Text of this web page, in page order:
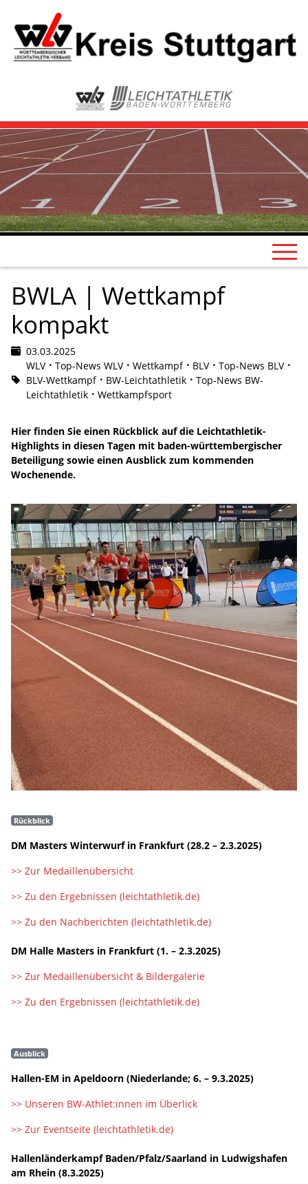
BWLA | Wettkampf
kompakt
03.03.2025
WLV
Top-News WLV Wettkampf BLV
Top-News BLV
BLV-Wettkampf
BW-Leichtathletik
Top-News BW-
Leichtathletik
Wettkampfsport
Hier finden Sie einen Rückblick auf die Leichtathletik-
Highlights in diesen Tagen mit baden-württembergischer
Beteiligung sowie einen Ausblick zum kommenden
Wochenende.
Rückblick
DM Masters Winterwurf in Frankfurt (28.2 – 2.3.2025)
>> Zur Medaillenübersicht
>> Zu den Ergebnissen (leichtathletik.de)
>> Zu den Nachberichten (leichtathletik.de)
DM Halle Masters in Frankfurt (1. – 2.3.2025)
>> Zur Medaillenübersicht & Bildergalerie
>> Zu den Ergebnissen (leichtathletik.de)
Ausblick
Hallen-EM in Apeldoorn (Niederlande; 6. – 9.3.2025)
>> Unseren BW-Athlet:innen im Überlick
>> Zur Eventseite (leichtathletik.de)
Hallenländerkampf Baden/Pfalz/Saarland in Ludwigshafen
am Rhein (8.3.2025)